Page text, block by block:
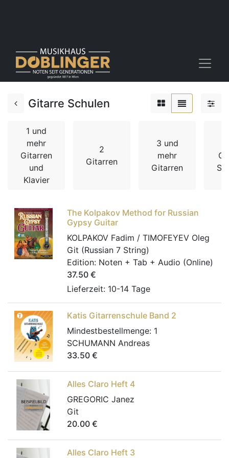
Gitarre Schulen
1 und
mehr
Gitarren
und
Klavier
2
Gitarren
3 und
mehr
Gitarren
The Kolpakov Method for Russian
Gypsy Guitar
KOLPAKOV Fadim / TIMOFEYEV Oleg
Git (Russian 7 String)
Edition: Noten + Tab + Audio (Online)
37.50 €
Lieferzeit: 10-14 Tage
Katis Gitarrenschule Band 2
Mindestbestellmenge: 1
SCHUMANN Andreas
33.50 €
Alles Claro Heft 4
GREGORIC Janez
Git
20.00 €
Alles Claro Heft 3